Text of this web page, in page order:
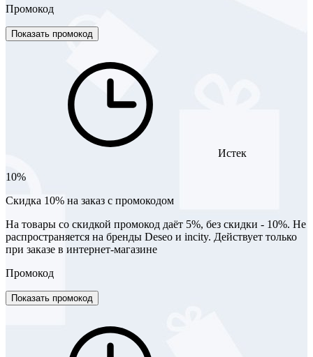
Промокод
Показать промокод
Истек
10%
Скидка 10% на заказ с промокодом
На товары со скидкой промокод даёт 5%, без скидки - 10%. Не
распространяется на бренды Deseo и incity. Действует только
при заказе в интернет-магазине
Промокод
Показать промокод